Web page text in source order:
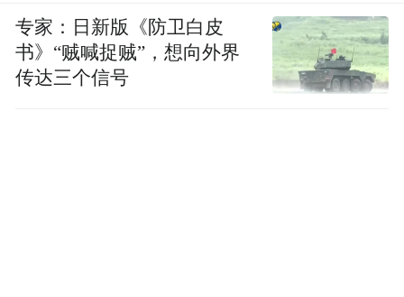
专家：日新版《防卫白皮
书》“贼喊捉贼”，想向外界
传达三个信号